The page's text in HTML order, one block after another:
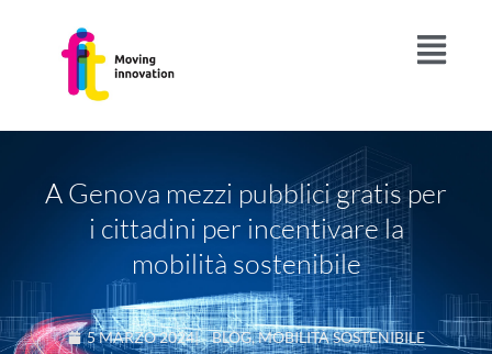
A Genova mezzi pubblici gratis per
i cittadini per incentivare la
mobilità sostenibile
5 MARZO 2024|BLOG,MOBILITÀ SOSTENIBILE